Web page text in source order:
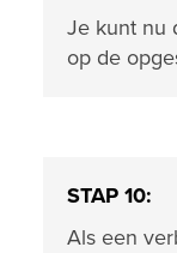
Je kunt nu
op de
STAP 10:
Als een